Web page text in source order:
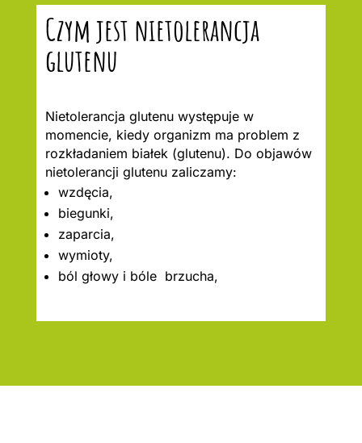
Czym jest nietolerancja
glutenu
Nietolerancja glutenu występuje w
momencie, kiedy organizm ma problem z
rozkładaniem białek (glutenu). Do objawów
nietolerancji glutenu zaliczamy:
wzdęcia,
biegunki,
zaparcia,
wymioty,
ból głowy i bóle brzucha,